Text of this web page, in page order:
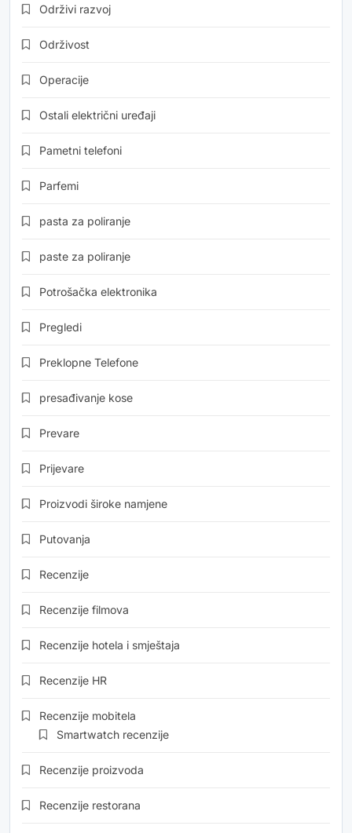
Održivi razvoj
Održivost
Operacije
Ostali električni uređaji
Pametni telefoni
Parfemi
pasta za poliranje
paste za poliranje
Potrošačka elektronika
Pregledi
Preklopne Telefone
presađivanje kose
Prevare
Prijevare
Proizvodi široke namjene
Putovanja
Recenzije
Recenzije filmova
Recenzije hotela i smještaja
Recenzije HR
Recenzije mobitela
Smartwatch recenzije
Recenzije proizvoda
Recenzije restorana